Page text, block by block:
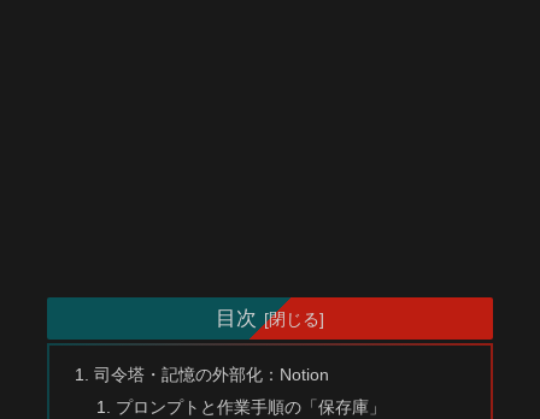
目次
司令塔・記憶の外部化：Notion
プロンプトと作業手順の「保存庫」